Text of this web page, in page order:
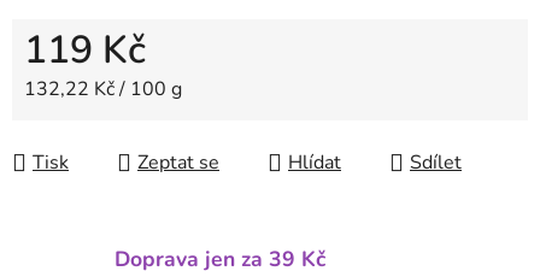
119 Kč
Měrná cena:
132,22 Kč / 100 g
Tisk Zeptat se Hlídat Sdílet
Doprava jen za 39 Kč